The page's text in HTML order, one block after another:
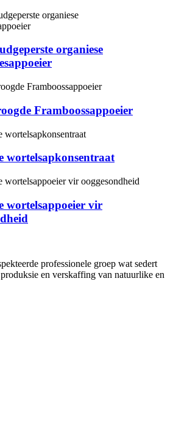
organiese
Framboossappoeier
wortelsapkonsentraat
wortelsappoeier vir
professionele groep wat sedert
en verskaffing van natuurlike en